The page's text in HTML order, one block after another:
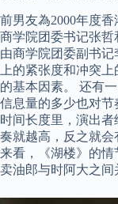
前男友為2000年度香
商学院团委书记张
由商学院团委副书
上的紧张度和冲突
的基本因素。 还有
信息量的多少也对
时间长度里，演出
奏就越高，反之就
来看，《湖楼》的情
卖油郎与时阿大之间